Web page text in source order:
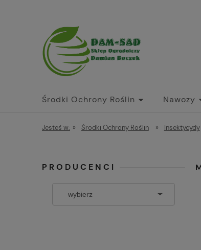
Środki Ochrony Roślin Nawozy
Jesteś w: » Środki Ochrony Roślin » Insektycydy
PRODUCENCI